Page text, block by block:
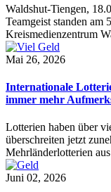
Waldshut-Tiengen,
Teamgeist standen
Kreismedienzentrum
Mai 26, 2026
Internationale
immer mehr
Lotterien haben über
überschreiten jetzt
Mehrländerlotterien
Juni 02, 2026